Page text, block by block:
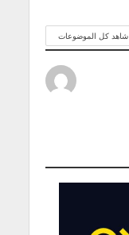
شاهد كل الموضوعات